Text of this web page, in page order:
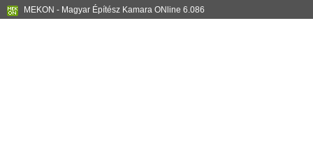
MEKON - Magyar Építész Kamara ONline 6.086